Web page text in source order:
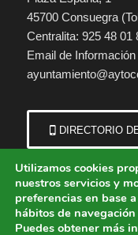
45700 Consuegra
Centralita: 925 48 01
Email de
DIRECTORIO
Utilizamos cookies
nuestros servicios y
preferencias en base
hábitos de
Puedes obtener más